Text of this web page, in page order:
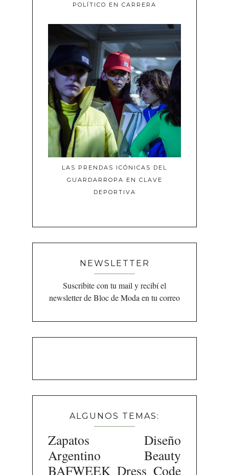
POLÍTICO EN CARRERA
LAS PRENDAS ICÓNICAS DEL
GUARDARROPA EN CLAVE
DEPORTIVA
NEWSLETTER
Suscribite con tu mail y recibí el
newsletter de Bloc de Moda en tu correo
ALGUNOS TEMAS:
Zapatos
Diseño
Argentino
Beauty
BAFWEEK Dress Code